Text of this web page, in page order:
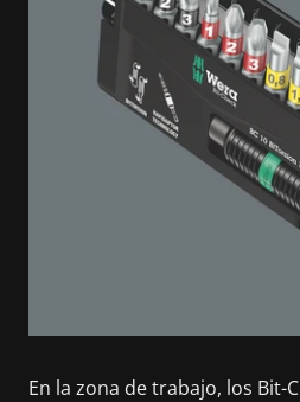
En la zona de trabajo, los Bit-